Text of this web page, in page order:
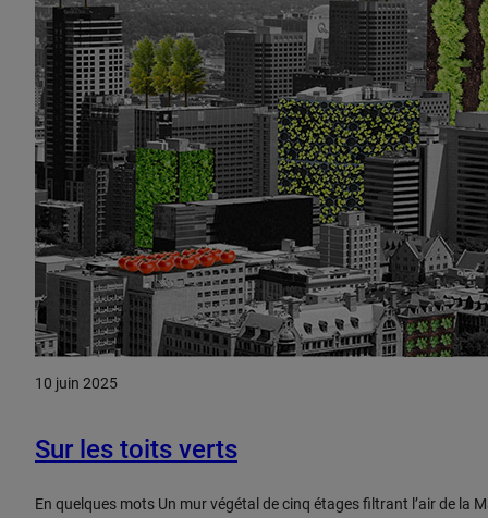
10 juin 2025
Sur les toits verts
En quelques mots Un mur végétal de cinq étages filtrant l’air de